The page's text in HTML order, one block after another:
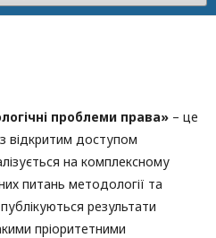
проблеми права» – це
відкритим доступом
на комплексному
питань методології та
результати
пріоритетними